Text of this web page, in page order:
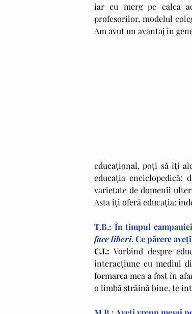
iar eu merg pe calea
profesorilor, modelul
Am avut un avantaj în
educaţional, poţi să îţi
educaţia
varietate de domenii
Asta îţi oferă educaţia:
T.B.: În timpul
face liberi. Ce părere
C.I.: Vorbind despre
interacţiune cu mediul
formarea mea a fost în
o limbă străină bine, te